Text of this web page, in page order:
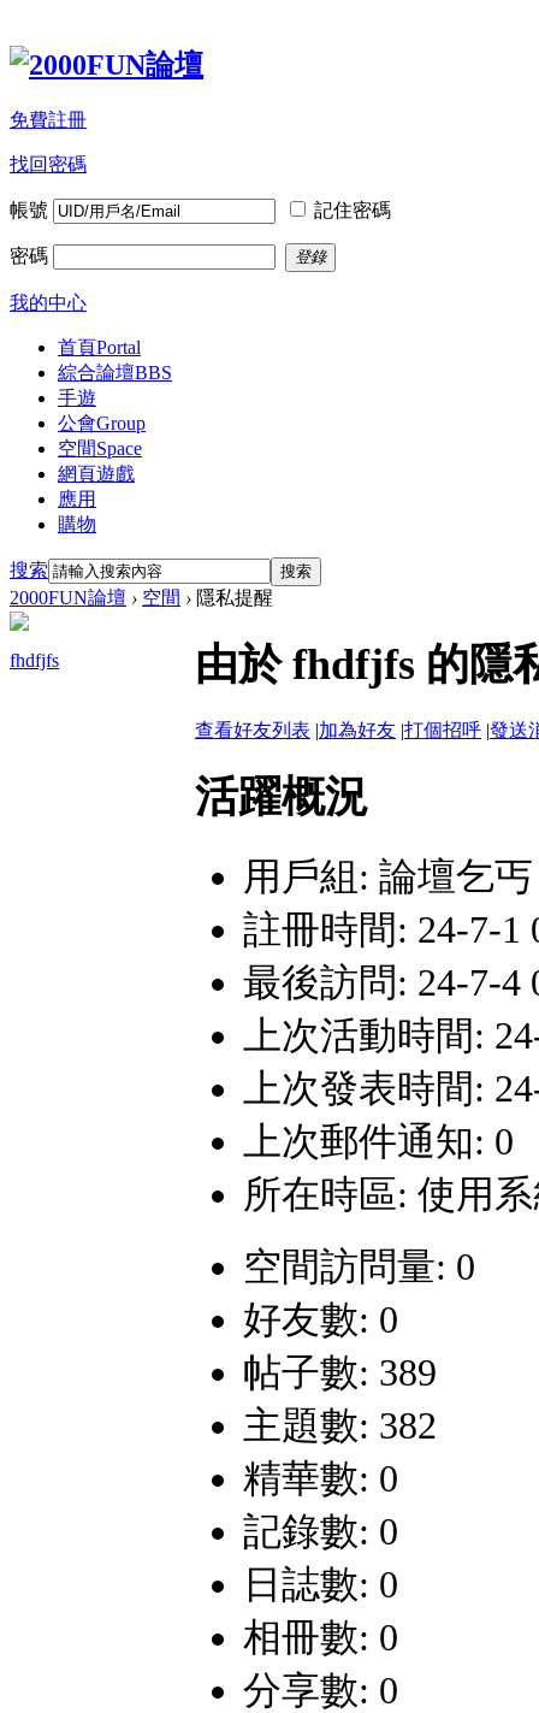
免費註冊
找回密碼
帳號 記住密碼
密碼 登錄
我的中心
首頁Portal
綜合論壇BBS
手遊
公會Group
空間Space
網頁遊戲
應用
購物
搜索 搜索
2000FUN論壇 › 空間 › 隱私提醒
fhdfjfs 由於 fhdfjfs 的隱
查看好友列表 |加為好友 |打個招呼 |發送
活躍概況
用戶組: 論壇乞丐
註冊時間: 24-7-1
最後訪問: 24-7-4
上次活動時間:
上次發表時間:
上次郵件通知: 0
所在時區: 使用
空間訪問量: 0
好友數: 0
帖子數: 389
主題數: 382
精華數: 0
記錄數: 0
日誌數: 0
相冊數: 0
分享數: 0